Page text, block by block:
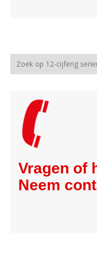
Vragen of
Neem